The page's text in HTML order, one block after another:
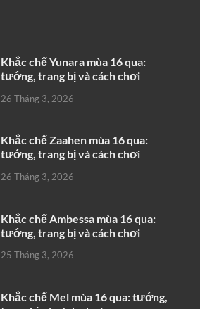
Khắc chế Yunara mùa 16 qua:
tướng, trang bị và cách chơi
26 Tháng 3, 2026
Khắc chế Zaahen mùa 16 qua:
tướng, trang bị và cách chơi
26 Tháng 3, 2026
Khắc chế Ambessa mùa 16 qua:
tướng, trang bị và cách chơi
25 Tháng 3, 2026
Khắc chế Mel mùa 16 qua: tướng,